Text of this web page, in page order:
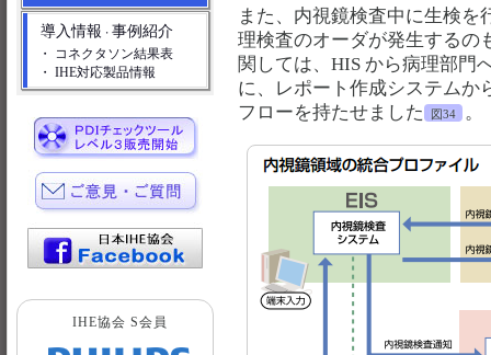
また、内視鏡検査中に生検を
理検査のオーダが発生するの
関しては、HIS から病理部門
に、レポート作成システムか
フローを持たせました
図34 。
導入情報 ・ 事例紹介
・ コネクタソン結果表
・ IHE対応製品情報
IHE協会 S会員